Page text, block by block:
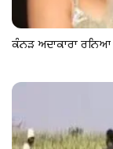
ਕੰਨੜ ਅਦਾਕਾਰਾ